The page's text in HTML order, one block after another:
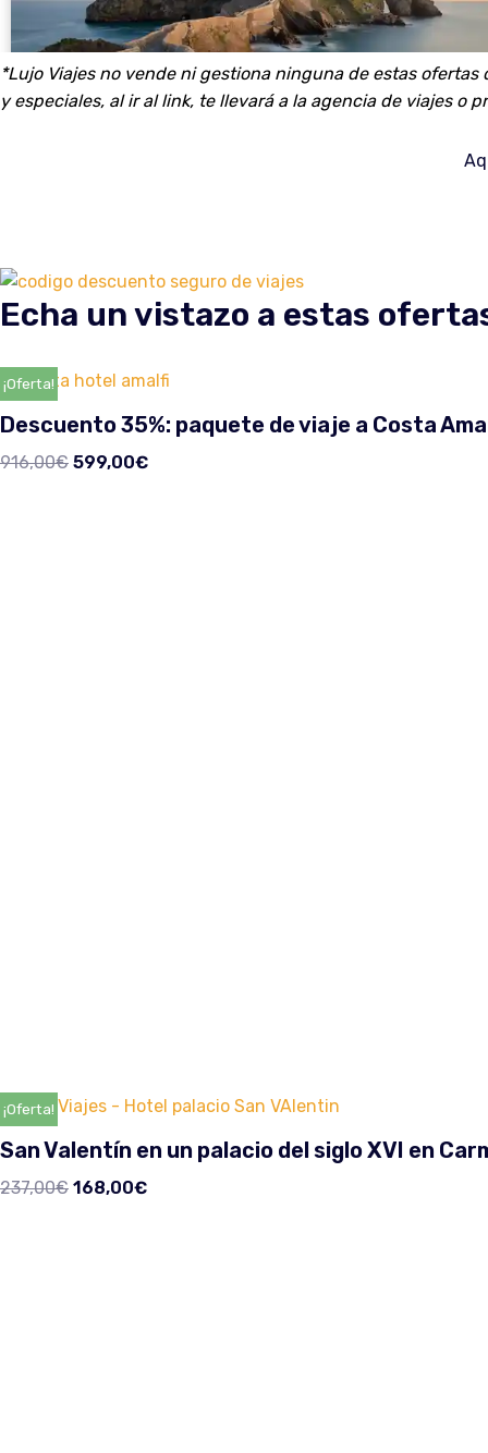
*Lujo Viajes no vende ni gestiona ninguna de estas
y especiales, al ir al link, te llevará a la agencia de viajes o
Echa un vistazo a estas
¡Oferta!
Descuento 35%: paquete de viaje a Costa
916,00€ 599,00€
¡Oferta!
San Valentín en un palacio del siglo XVI en
237,00€ 168,00€